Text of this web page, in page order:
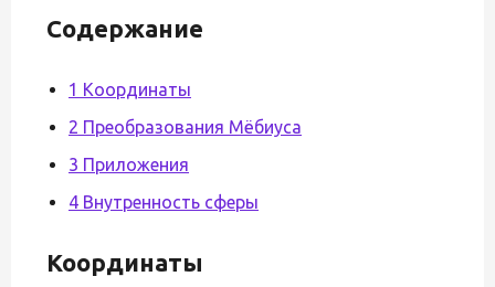
Содержание
1 Координаты
2 Преобразования Мёбиуса
3 Приложения
4 Внутренность сферы
Координаты